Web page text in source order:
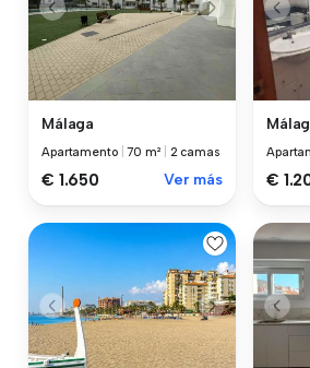
Málaga
Apartamento |70 m² 2 camas
€ 1.650 Ver más €